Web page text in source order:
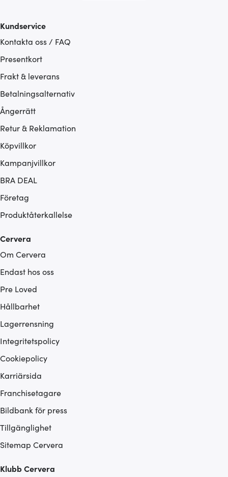
Kundservice
Kontakta oss / FAQ
Presentkort
Frakt & leverans
Betalningsalternativ
Ångerrätt
Retur & Reklamation
Köpvillkor
Kampanjvillkor
BRA DEAL
Företag
Produktåterkallelse
Cervera
Om Cervera
Endast hos oss
Pre Loved
Hållbarhet
Lagerrensning
Integritetspolicy
Cookiepolicy
Karriärsida
Franchisetagare
Bildbank för press
Tillgänglighet
Sitemap Cervera
Klubb Cervera